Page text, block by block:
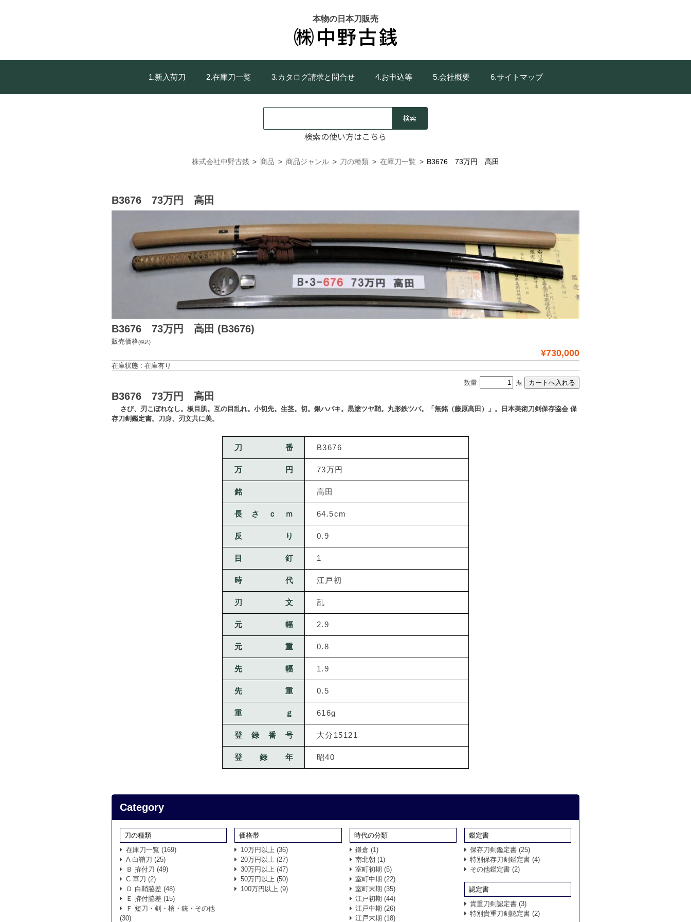
本物の日本刀販売
1.新入荷刀 2.在庫刀一覧 3.カタログ請求と問合せ 4.お申込等 5.会社概要 6.サイトマップ
検索の使い方はこちら
株式会社中野古銭 > 商品 > 商品ジャンル > 刀の種類 > 在庫刀一覧 > B3676 73万円 高田
B3676 73万円 高田
B3676 73万円 高田 (B3676)
販売価格(税込)
¥730,000
在庫状態 : 在庫有り
数量 振
B3676 73万円 高田
さび、刃こぼれなし。板目肌。互の目乱れ。小切先。生茎。切。銀ハバキ。黒塗ツヤ鞘。丸形鉄ツバ。「無銘（藤原高田）」。日本美術刀剣保存協会 保
存刀剣鑑定書。刀身、刃文共に美。
刀番 B3676
万円 73万円
銘 高田
長さｃｍ 64.5cm
反り 0.9
目釘 1
時代 江戸初
刃文 乱
元幅 2.9
元重 0.8
先幅 1.9
先重 0.5
重ｇ 616g
登録番号 大分15121
登録年 昭40
Category
刀の種類
在庫刀一覧 (169)
A 白鞘刀 (25)
Ｂ 拵付刀 (49)
C 軍刀 (2)
Ｄ 白鞘脇差 (48)
Ｅ 拵付脇差 (15)
Ｆ 短刀・剣・槍・銃・その他
(30)
価格帯
10万円以上 (36)
20万円以上 (27)
30万円以上 (47)
50万円以上 (50)
100万円以上 (9)
時代の分類
鎌倉 (1)
南北朝 (1)
室町初期 (5)
室町中期 (22)
室町末期 (35)
江戸初期 (44)
江戸中期 (26)
江戸末期 (18)
鑑定書
保存刀剣鑑定書(25)
特別保存刀剣鑑定書(4)
その他鑑定書(2)
認定書
貴重刀剣認定書(3)
特別貴重刀剣認定書(2)